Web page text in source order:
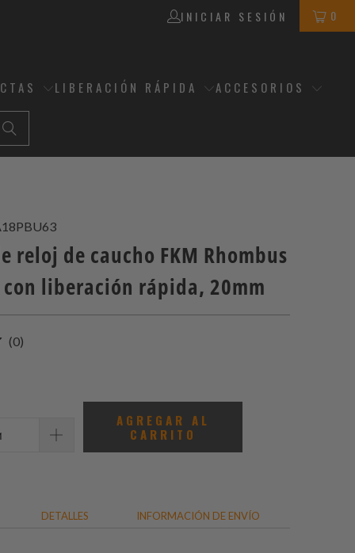
INICIAR SESIÓN 0
LIBERACIÓN RÁPIDA ACCESORIOS
reloj de caucho FKM Rhombus
liberación rápida, 20mm
(0)
AGREGAR AL
CARRITO
DETALLES INFORMACIÓN DE ENVÍO